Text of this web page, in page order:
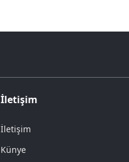
İletişim
İletişim
Künye